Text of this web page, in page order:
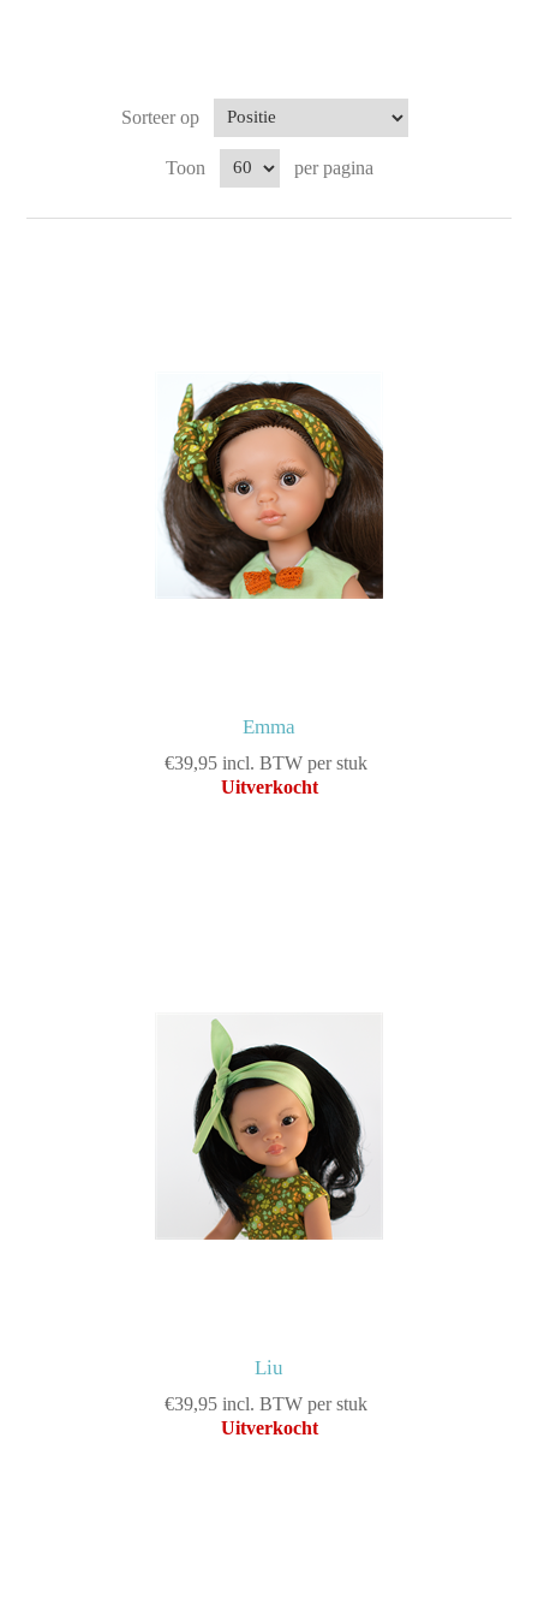
Sorteer op
Toon per pagina
Emma
€39,95 incl. BTW per stuk
Uitverkocht
Liu
€39,95 incl. BTW per stuk
Uitverkocht